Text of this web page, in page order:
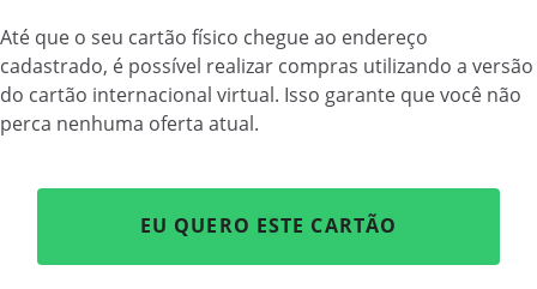
Até que o seu cartão físico chegue ao endereço
cadastrado, é possível realizar compras utilizando a versão
do cartão internacional virtual. Isso garante que você não
perca nenhuma oferta atual.
EU QUERO ESTE CARTÃO